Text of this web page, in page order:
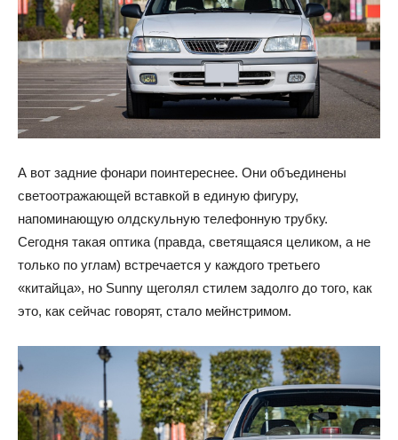
А вот задние фонари поинтереснее. Они объединены
светоотражающей вставкой в единую фигуру,
напоминающую олдскульную телефонную трубку.
Сегодня такая оптика (правда, светящаяся целиком, а не
только по углам) встречается у каждого третьего
«китайца», но Sunny щеголял стилем задолго до того, как
это, как сейчас говорят, стало мейнстримом.